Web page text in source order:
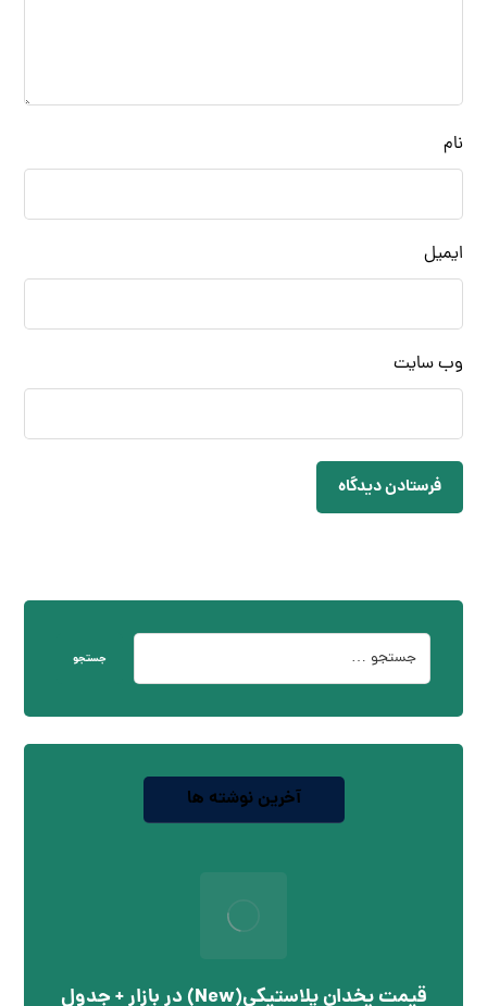
نام
ایمیل
وب‌ سایت
فرستادن دیدگاه
جستجو
آخرین نوشته ها
قیمت یخدان پلاستیکی(New) در بازار + جدول